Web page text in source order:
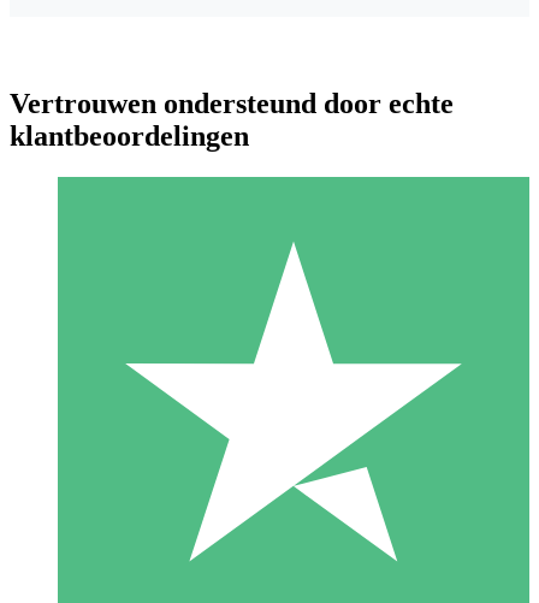
Individuele Creditpakketten
Betaal per gebruik met downloadtegoeden. Geen maandelijkse
1000
Vertrouwen ondersteund door echte
klantbeoordelingen